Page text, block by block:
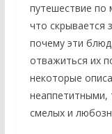
путешествие по
что скрывается
почему эти
отважиться их
некоторые
неаппетитными,
смелых и